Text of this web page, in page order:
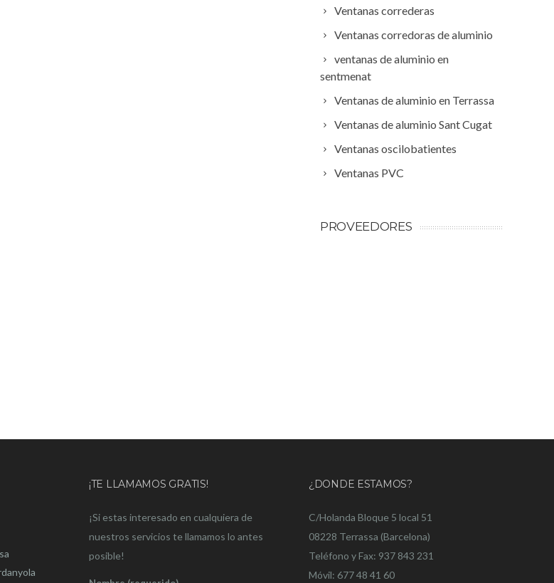
Ventanas correderas
Ventanas corredoras de aluminio
ventanas de aluminio en
sentmenat
Ventanas de aluminio en Terrassa
Ventanas de aluminio Sant Cugat
Ventanas oscilobatientes
Ventanas PVC
PROVEEDORES
¡TE LLAMAMOS GRATIS!
¡Si estas interesado en cualquiera de
nuestros servicios te llamamos lo antes
posible!
¿DONDE ESTAMOS?
C/Holanda Bloque 5 local 51
08228 Terrassa (Barcelona)
Teléfono y Fax: 937 843 231
Móvil: 677 48 41 60